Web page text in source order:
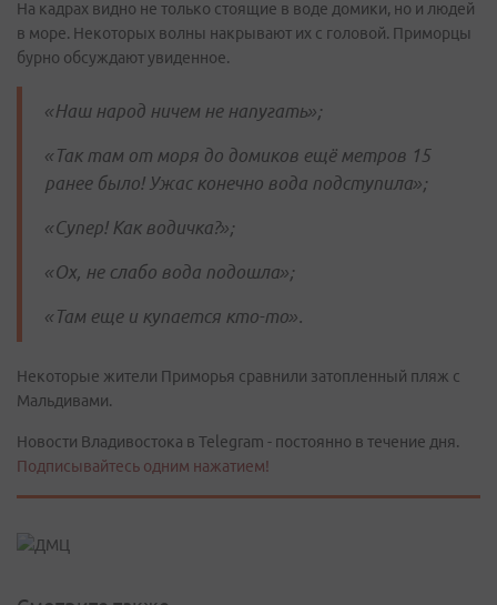
На кадрах видно не только стоящие в воде домики, но и людей
в море. Некоторых волны накрывают их с головой. Приморцы
бурно обсуждают увиденное.
«Наш народ ничем не напугать»;
«Так там от моря до домиков ещё метров 15
ранее было! Ужас конечно вода подступила»;
«Супер! Как водичка?»;
«Ох, не слабо вода подошла»;
«Там еще и купается кто-то».
Некоторые жители Приморья сравнили затопленный пляж с
Мальдивами.
Новости Владивостока в Telegram - постоянно в течение дня.
Подписывайтесь одним нажатием!